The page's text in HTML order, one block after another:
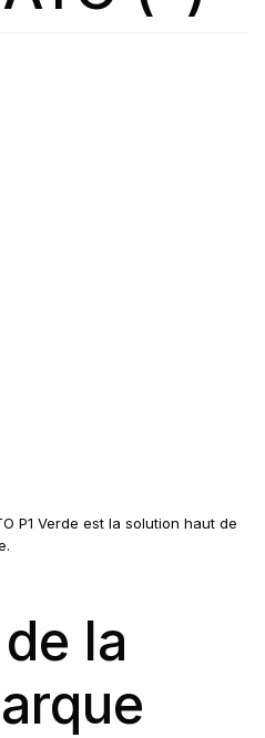
P1 Verde est la solution haut de
la